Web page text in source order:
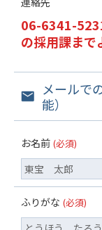
06-6341-
の採用課まで
メールで
能）
お名前 (必須)
ふりがな (必須)